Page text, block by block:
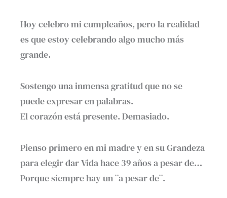
Hoy celebro mi cumpleaños, pero la realidad
es que estoy celebrando algo mucho más
grande.
Sostengo una inmensa gratitud que no se
puede expresar en palabras.
El corazón está presente. Demasiado.
Pienso primero en mi madre y en su Grandeza
para elegir dar Vida hace 39 años a pesar de…
Porque siempre hay un ¨a pesar de¨.